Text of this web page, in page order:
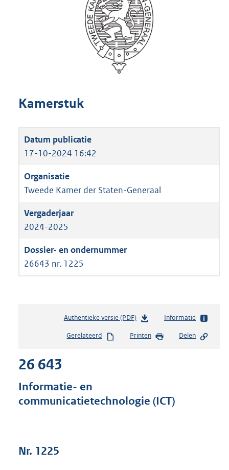
Kamerstuk
17-10-2024 16:42
Tweede Kamer der Staten-Generaal
2024-2025
26643 nr. 1225
Authentieke versie (PDF)b
s
g
Informatie
Gerelateerd Printen Delen
26 643
Informatie- en
communicatietechnologie (ICT)
Nr. 1225